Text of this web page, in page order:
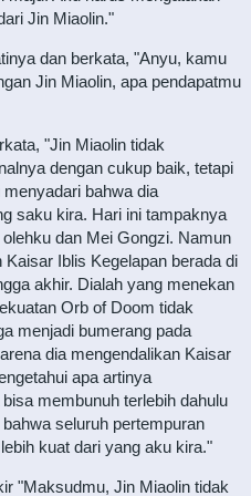
Jin Miaolin."
dan berkata, "Anyu, kamu
Jin Miaolin, apa pendapatmu
"Jin Miaolin tidak
dengan cukup baik, tetapi
bahwa dia
saku kira. Hari ini tampaknya
dan Mei Gongzi. Namun
Iblis Kegelapan berada di
akhir. Dialah yang menekan
Orb of Doom tidak
menjadi bumerang pada
dia mengendalikan Kaisar
apa artinya
membunuh terlebih dahulu
seluruh pertempuran
kuat dari yang aku kira."
"Maksudmu, Jin Miaolin tidak